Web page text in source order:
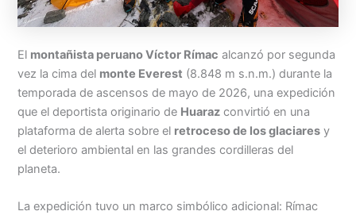
El montañista peruano Víctor Rímac alcanzó por segunda
vez la cima del monte Everest (8.848 m s.n.m.) durante la
temporada de ascensos de mayo de 2026, una expedición
que el deportista originario de Huaraz convirtió en una
plataforma de alerta sobre el retroceso de los glaciares y
el deterioro ambiental en las grandes cordilleras del
planeta.
La expedición tuvo un marco simbólico adicional: Rímac